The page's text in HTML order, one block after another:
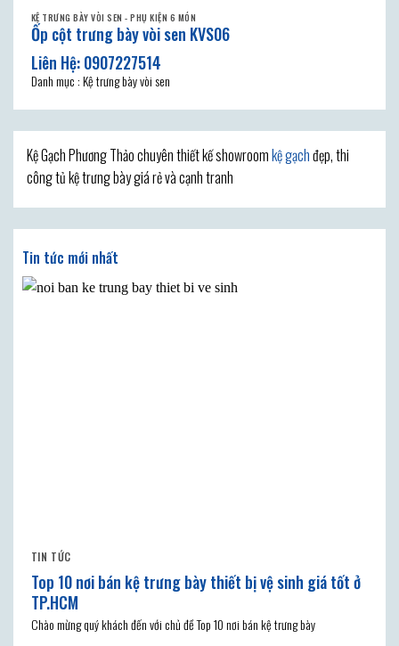
KỆ TRƯNG BÀY VÒI SEN - PHỤ KIỆN 6 MÓN
Ốp cột trưng bày vòi sen KVS06
Danh mục : Kệ trưng bày vòi sen
Kệ Gạch Phương Thảo chuyên thiết kế showroomkệ gạchđẹp, thi
công tủ kệ trưng bày giá rẻ và cạnh tranh
Tin tức mới nhất
TIN TỨC
Top 10 nơi bán kệ trưng bày thiết bị vệ sinh giá tốt ở
TP.HCM
Chào mừng quý khách đến với chủ đề Top 10 nơi bán kệ trưng bày